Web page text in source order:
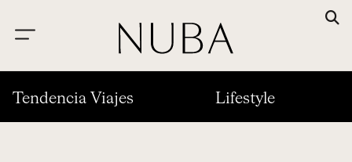
Tendencia Viajes Lifestyle